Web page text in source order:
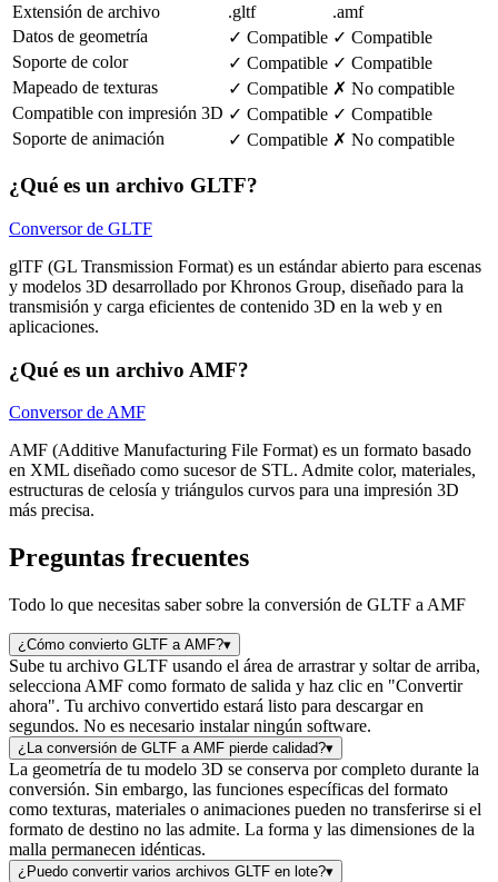
Extensión de archivo
.gltf
.amf
Datos de geometría
✓ Compatible ✓ Compatible
Soporte de color
✓ Compatible ✓ Compatible
Mapeado de texturas
✓ Compatible ✗ No compatible
Compatible con impresión 3D ✓ Compatible ✓ Compatible
Soporte de animación
✓ Compatible ✗ No compatible
¿Qué es un archivo GLTF?
Conversor de GLTF
glTF (GL Transmission Format) es un estándar abierto para escenas
y modelos 3D desarrollado por Khronos Group, diseñado para la
transmisión y carga eficientes de contenido 3D en la web y en
aplicaciones.
¿Qué es un archivo AMF?
Conversor de AMF
AMF (Additive Manufacturing File Format) es un formato basado
en XML diseñado como sucesor de STL. Admite color, materiales,
estructuras de celosía y triángulos curvos para una impresión 3D
más precisa.
Preguntas frecuentes
Todo lo que necesitas saber sobre la conversión de GLTF a AMF
¿Cómo convierto GLTF a AMF?▾
Sube tu archivo GLTF usando el área de arrastrar y soltar de arriba,
selecciona AMF como formato de salida y haz clic en "Convertir
ahora". Tu archivo convertido estará listo para descargar en
segundos. No es necesario instalar ningún software.
¿La conversión de GLTF a AMF pierde calidad?▾
La geometría de tu modelo 3D se conserva por completo durante la
conversión. Sin embargo, las funciones específicas del formato
como texturas, materiales o animaciones pueden no transferirse si el
formato de destino no las admite. La forma y las dimensiones de la
malla permanecen idénticas.
¿Puedo convertir varios archivos GLTF en lote?▾